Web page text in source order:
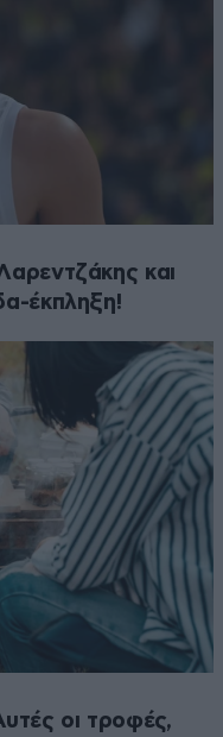
και
έκπληξη!
οι τροφές,